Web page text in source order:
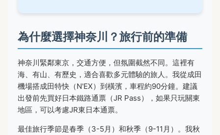
為什麼選擇神奈川？旅行前的準備
神奈川緊鄰東京，交通方便，但氛圍截然不同。這裡有
海、有山、有歷史，適合喜歡多元體驗的旅人。我從成田
機場搭成田特快（N'EX）到橫濱，車程約90分鐘。建議
出發前先買好日本鐵路通票（JR Pass），如果只玩關東
地區，可以考慮JR東日本通票。
最佳旅行季節是春季（3-5月）和秋季（9-11月）。我秋